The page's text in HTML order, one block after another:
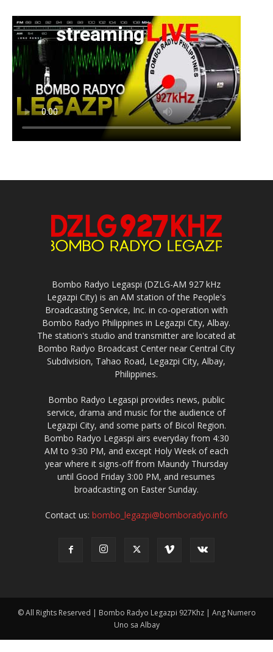
Bombo Radyo Legaspi (DZLG-AM 927 kHz
Legazpi City) is an AM station of the People's
Broadcasting Service, Inc. in co-operation with
Bombo Radyo Philippines in Legazpi City, Albay.
The station's studio and transmitter are located at
Bombo Radyo Broadcast Center near Central City
Subdivision, Tahao Road, Legazpi City, Albay,
Philippines.
Bombo Radyo Legaspi provides news, public
service, drama and music for the audience of
Legazpi City, and some parts of Bicol Region.
Bombo Radyo Legaspi airs everyday from 4:30
AM to 9:30 PM, and except Holy Week of each
year where it signs-off from Maundy Thursday
until Good Friday 3:00 PM, and resumes
broadcasting on Easter Sunday.
Contact us: bombo_legazpi@bomboradyo.info
© All Rights Reserved | Bombo Radyo Legazpi 927Khz | Ang Numero
Uno sa Albay